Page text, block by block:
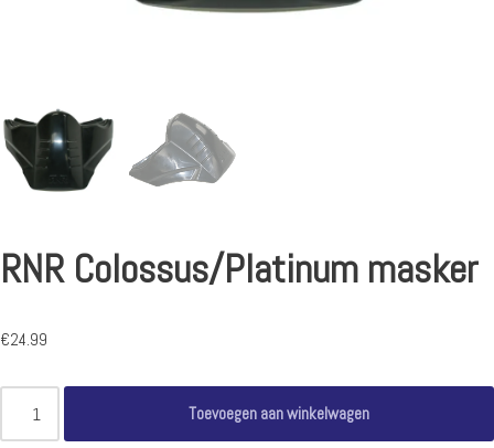
RNR Colossus/Platinum masker
€24.99
Toevoegen aan winkelwagen